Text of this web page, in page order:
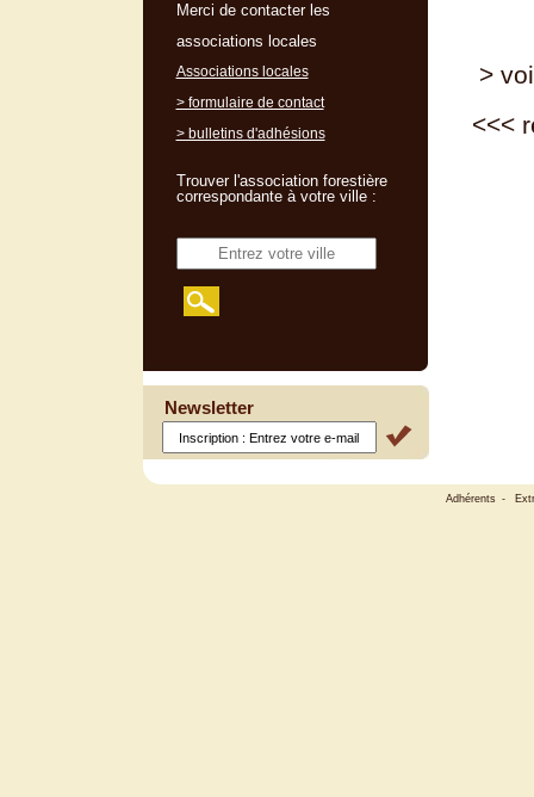
>
<<<
Merci de contacter les
associations locales
Associations locales
> formulaire de contact
> bulletins d'adhésions
Trouver l'association forestière
correspondante à votre ville :
Newsletter
Adhérents -